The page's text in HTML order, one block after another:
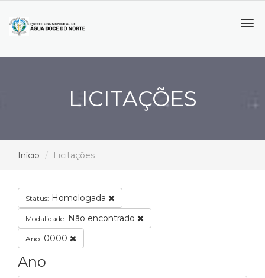
LICITAÇÕES
Início Licitações
Status: Homologada
Modalidade: Não encontrado
Ano: 0000
Ano